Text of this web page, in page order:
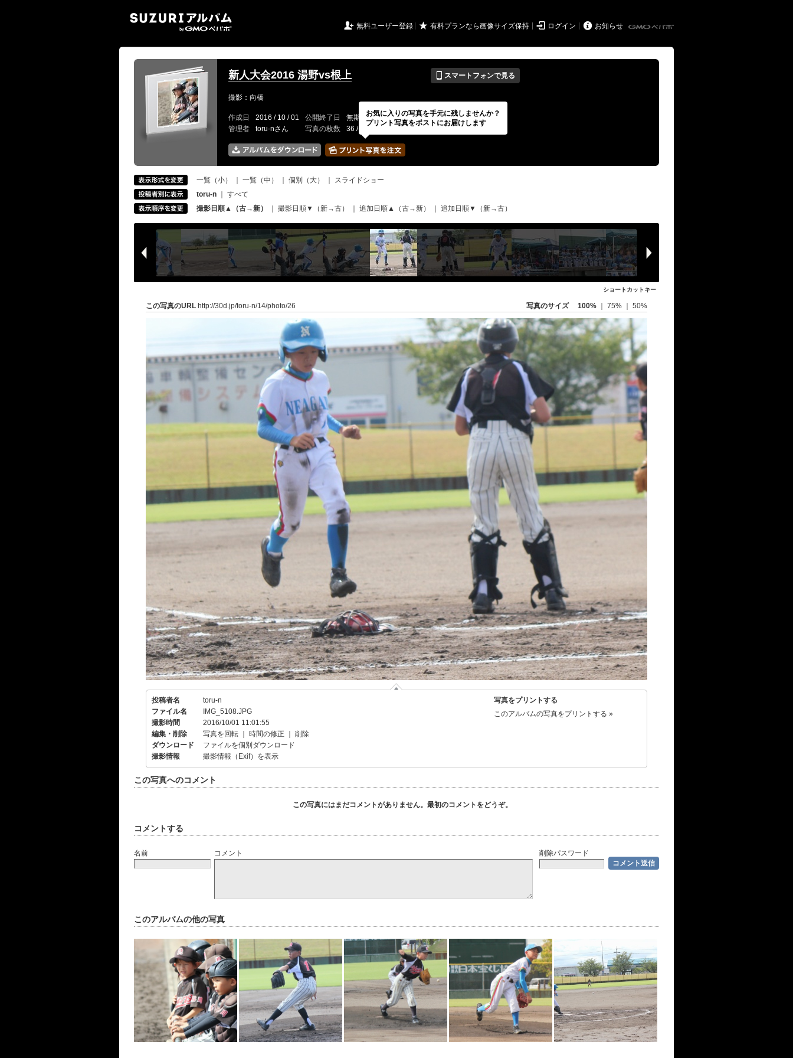
 無料ユーザー登録 ★ 有料プランなら画像サイズ保持  ログイン  お知らせ
新人大会2016 湯野vs根上 📱 スマートフォンで見る
撮影：向橋
作成日 2016 / 10 / 01 公開終了日 無期限 イベントの期間
---
管理者
toru-nさん 写真の枚数 36 / 2000枚
一覧（小） 一覧（中） 個別（大）
スライドショー
toru-n
すべて
撮影日順▲（古→新）
撮影日順▼（新→古） 追加日順▲（古→新） 追加日順▼（新→古）
ショートカットキー
この写真のURL http://30d.jp/toru-n/14/photo/26 写真のサイズ 100% 75% 50%
投稿者名
toru-n
ファイル名
IMG_5108.JPG
撮影時間
2016/10/01 11:01:55
編集・削除
写真を回転 時間の修正
削除
ダウンロード
ファイルを個別ダウンロード
撮影情報
撮影情報（Exif）を表示
写真をプリントする
このアルバムの写真をプリントする »
この写真へのコメント
この写真にはまだコメントがありません。最初のコメントをどうぞ。
コメントする
名前 コメント 削除パスワード
このアルバムの他の写真
お気に入りの写真を手元に残しませんか？
プリント写真をポストにお届けします